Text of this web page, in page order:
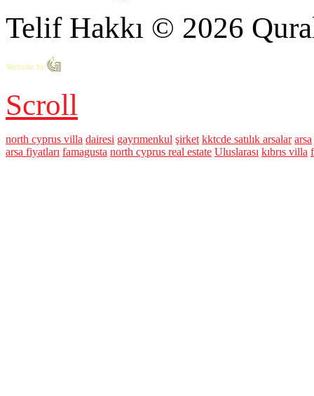
Telif Hakkı © 2026
Scroll
north cyprus villa dairesi gayrımenkul şirket kktcde satılık arsalar arsa
arsa fiyatları famagusta north cyprus real estate Uluslarası kıbrıs villa